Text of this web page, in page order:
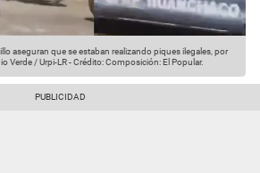
aseguran que se estaban realizando piques ilegales, por
Verde / Urpi-LR-Crédito: Composición: El Popular.